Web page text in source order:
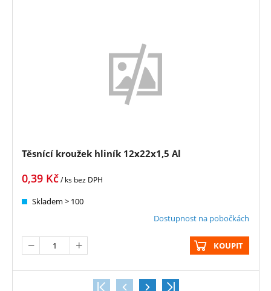
Těsnící kroužek hliník 12x22x1,5 Al
0,39 Kč/ ks bez DPH
Skladem > 100
Dostupnost na pobočkách
KOUPIT